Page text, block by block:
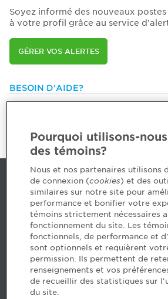
Soyez informé des nouveaux
à votre profil grâce au service
GÉRER VOS ALERTES
BESOIN D'AIDE?
emploiCPA@cpaquebec.ca
Nous joindre
514 788-1376 1 800 363-
emploiCPA@cpaquebec.ca
5, Place Ville Marie, bureau 800,
(Québec)H3B 2G2
www.cpaquebec.ca
Pourquoi utilisons-nous
des témoins?
Nous et nos partenaires utilisons
de connexion (cookies) et des
similaires sur notre site pour
performance et bonifier votre
témoins strictement nécessaires
fonctionnement du site. Les
fonctionnels, de performance et
sont optionnels et requièrent
permission. Ils permettent de
renseignements et vos
de recueillir des statistiques sur
du site.